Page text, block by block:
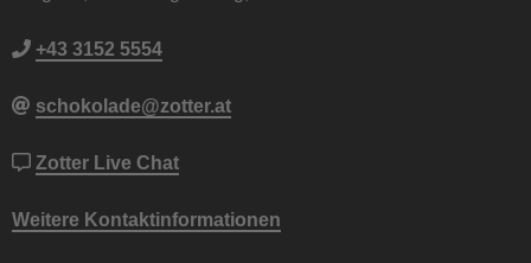
+43 3152 5554
schokolade@zotter.at
Zotter Live Chat
Weitere Kontaktinformationen